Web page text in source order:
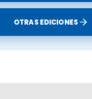
según Unión de
OTRAS EDICIONES